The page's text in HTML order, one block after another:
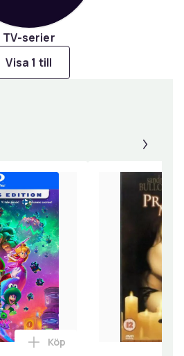
TV-serier
Visa 1 till
Lägg till Super Mario
Köp